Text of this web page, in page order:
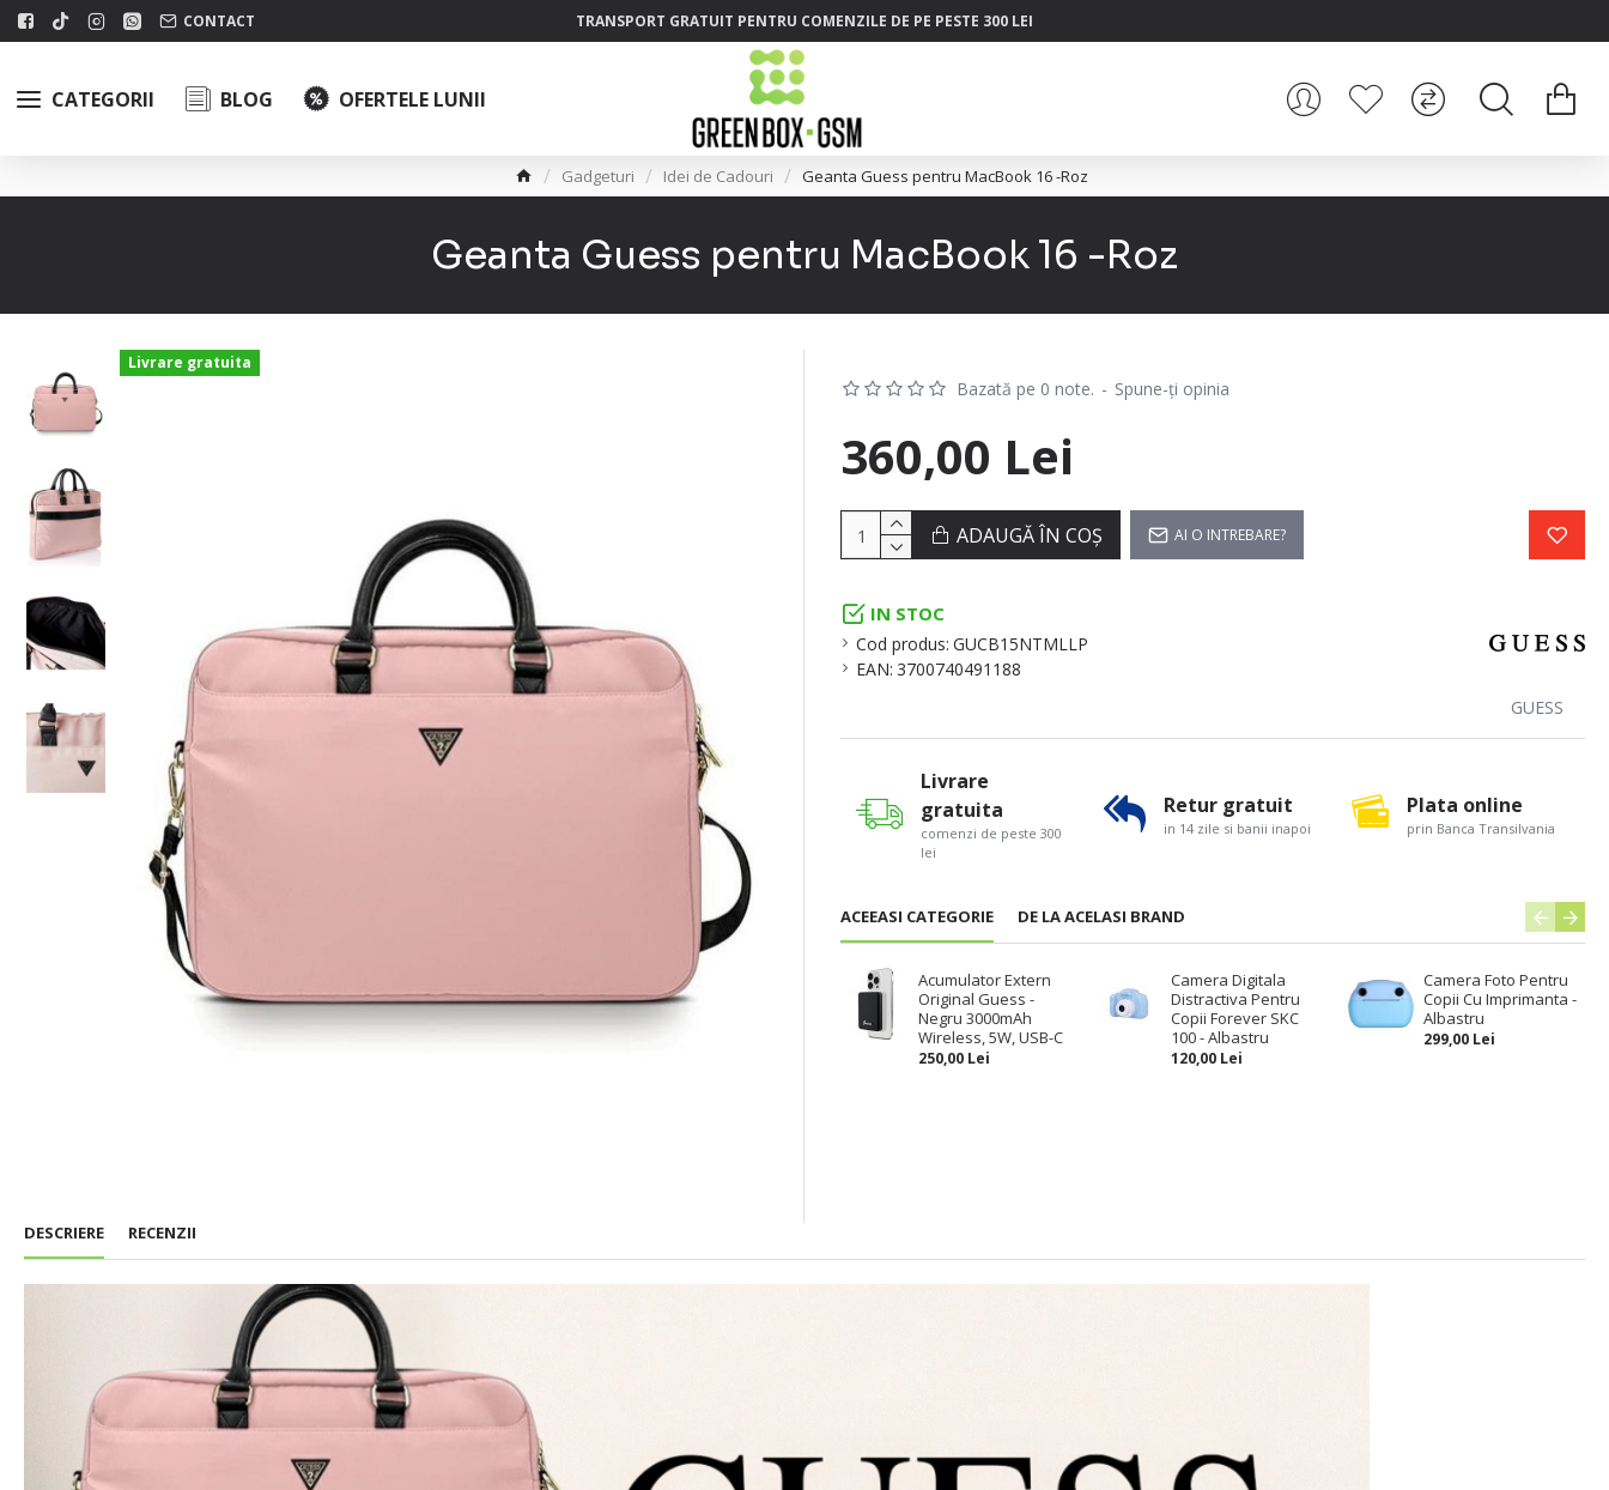
CONTACT TRANSPORT GRATUIT PENTRU COMENZILE DE PE PESTE 300 LEI
CATEGORII BLOG OFERTELE LUNII
Gadgeturi Idei de Cadouri Geanta Guess pentru MacBook 16 -Roz
Geanta Guess pentru MacBook 16 -Roz
Livrare gratuita
IN STOC
Cod produs: GUCB15NTMLLP
EAN: 3700740491188
GUESS
Bazată pe 0 note. - Spune-ţi opinia
360,00 Lei
ADAUGĂ ÎN COŞ AI O INTREBARE?
ACEEASI CATEGORIE DE LA ACELASI BRAND
Acumulator Extern
Original Guess -
Negru 3000mAh
Wireless, 5W, USB-C
250,00 Lei
Camera Digitala
Distractiva Pentru
Copii Forever SKC
100 - Albastru
120,00 Lei
Camera Foto Pentru
Copii Cu Imprimanta -
Albastru
299,00 Lei
Livrare
gratuita
comenzi de peste 300
lei
Retur gratuit
in 14 zile si banii inapoi
Plata online
prin Banca Transilvania
DESCRIERE RECENZII